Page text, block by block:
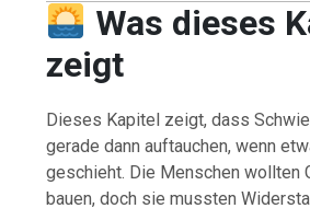
Was dieses
zeigt
Dieses Kapitel zeigt, dass
gerade dann auftauchen, wenn
geschieht. Die Menschen wollten
bauen, doch sie mussten